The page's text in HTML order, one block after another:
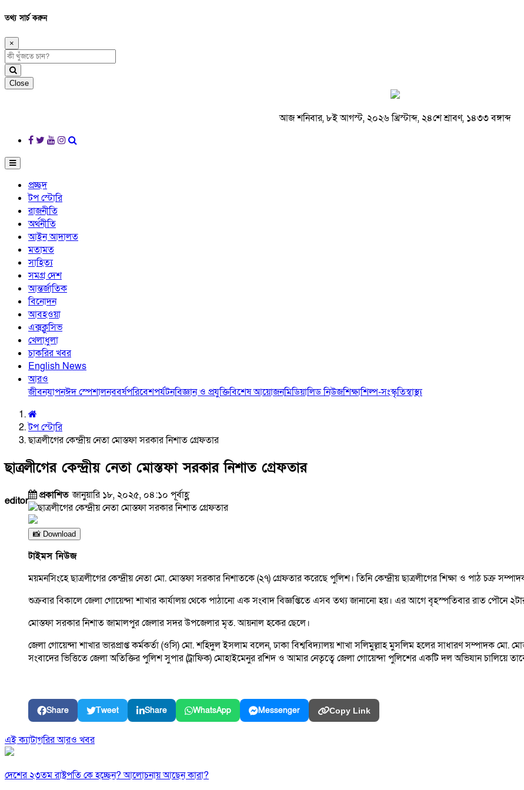
তথ্য সার্চ করুন
×
Close
আজ শনিবার, ৮ই আগস্ট, ২০২৬ খ্রিস্টাব্দ, ২৪শে শ্রাবণ, ১৪৩৩ বঙ্গাব্দ
প্রচ্ছদ
টপ স্টোরি
রাজনীতি
অর্থনীতি
আইন আদালত
মতামত
সাহিত্য
সমগ্র দেশ
আন্তর্জাতিক
বিনোদন
আবহওয়া
এক্সক্লুসিভ
খেলাধুলা
চাকরির খবর
English News
আরও
জীবনযাপনঈদ স্পেশালনববর্ষপরিবেশপর্যটনবিজ্ঞান ও প্রযুক্তিবিশেষ আয়োজনমিডিয়ালিড নিউজশিক্ষাশিল্প-সংস্কৃতিস্বাস্থ্য
টপ স্টোরি
ছাত্রলীগের কেন্দ্রীয় নেতা মোস্তফা সরকার নিশাত গ্রেফতার
ছাত্রলীগের কেন্দ্রীয় নেতা মোস্তফা সরকার নিশাত গ্রেফতার
editor প্রকাশিতজানুয়ারি ১৮, ২০২৫, ০৪:১০ পূর্বাহ্ণ
📸 Download
টাইমস নিউজ
ময়মনসিংহে ছাত্রলীগের কেন্দ্রীয় নেতা মো. মোস্তফা সরকার নিশাতকে (২৭) গ্রেফতার করেছে পুলিশ। তিনি কেন্দ্রীয় ছাত্রলীগের শিক্ষা ও পাঠ চক্র
শুক্রবার বিকালে জেলা গোয়েন্দা শাখার কার্যালয় থেকে পাঠানো এক সংবাদ বিজ্ঞপ্তিতে এসব তথ্য জানানো হয়। এর আগে বৃহস্পতিবার রাত পৌনে
মোস্তফা সরকার নিশাত জামালপুর জেলার সদর উপজেলার মৃত. আয়নাল হকের ছেলে।
জেলা গোয়েন্দা শাখার ভারপ্রাপ্ত কর্মকর্তা (ওসি) মো. শহিদুল ইসলাম বলেন, ঢাকা বিশ্ববিদ্যালয় শাখা সলিমুল্লাহ মুসলিম হলের সাধারণ সম্পাদক
সংবাদের ভিত্তিতে জেলা অতিক্তির পুলিশ সুপার (ট্রাফিক) মোহাইমেনুর রশিদ ও আমার নেতৃত্বে জেলা গোয়েন্দা পুলিশের একটি দল অভিযান চালিয়ে
Share Tweet Share WhatsApp Messenger Copy Link
এই ক্যাটাগরির আরও খবর
দেশের ২৩তম রাষ্ট্রপতি কে হচ্ছেন? আলোচনায় আছেন কারা?